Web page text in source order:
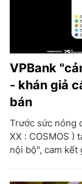
VPBank
- khán giả
bán
Trước sức nóng
XX : COSMOS )
nội bộ", cam kết